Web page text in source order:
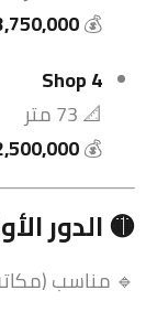
💰
3,750,000
Shop 4
📐 73 متر
💰
2,500,000
🟡 الدور
🔹 مناسب